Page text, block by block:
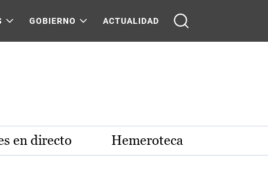
GOBIERNO ACTUALIDAD
en directo Hemeroteca